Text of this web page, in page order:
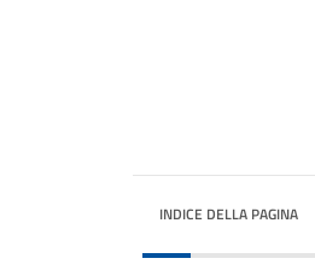
INDICE DELLA PAGINA